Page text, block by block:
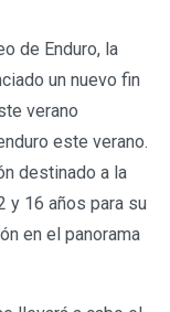
de Enduro, la
un nuevo fin
verano
este verano.
destinado a la
y 16 años para su
en el panorama